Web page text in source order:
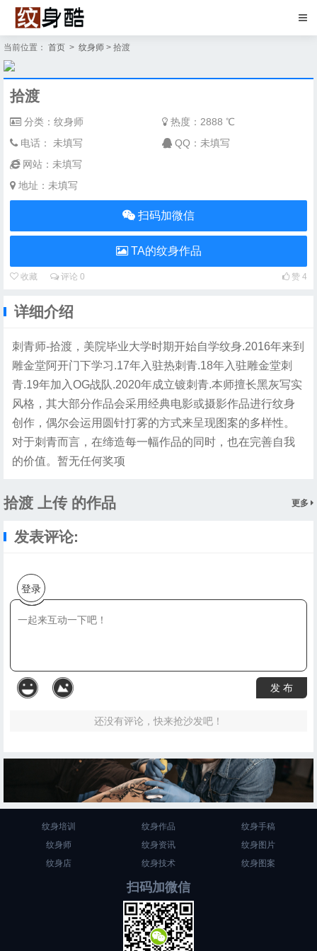
当前位置： 首页 > 纹身师 > 拾渡
拾渡
分类：纹身师 热度： 2888 ℃
电话： 未填写
QQ：未填写
网站：未填写
地址：未填写
扫码加微信
TA的纹身作品
赞 4
收藏 评论 0
详细介绍
刺青师-拾渡，美院毕业大学时期开始自学纹身.2016年来到
雕金堂阿开门下学习.17年入驻热刺青.18年入驻雕金堂刺
青.19年加入OG战队.2020年成立镀刺青.本师擅长黑灰写实
风格，其大部分作品会采用经典电影或摄影作品进行纹身
创作，偶尔会运用圆针打雾的方式来呈现图案的多样性。
对于刺青而言，在缔造每一幅作品的同时，也在完善自我
的价值。暂无任何奖项
更多
拾渡 上传 的作品
发表评论:
登录
发 布
还没有评论，快来抢沙发吧！
纹身培训
纹身师
纹身店
纹身作品
纹身资讯
纹身技术
纹身手稿
纹身图片
纹身图案
扫码加微信